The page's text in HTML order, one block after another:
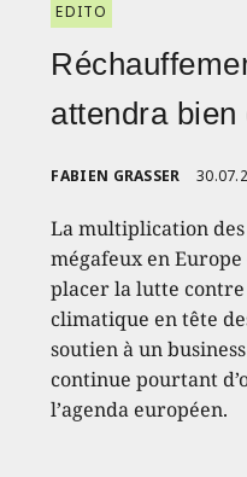
EDITO
attendra bien
FABIEN GRASSER
La multiplication
mégafeux en
placer la lutte
climatique en tête
soutien à un
continue pourtant
l’agenda européen.